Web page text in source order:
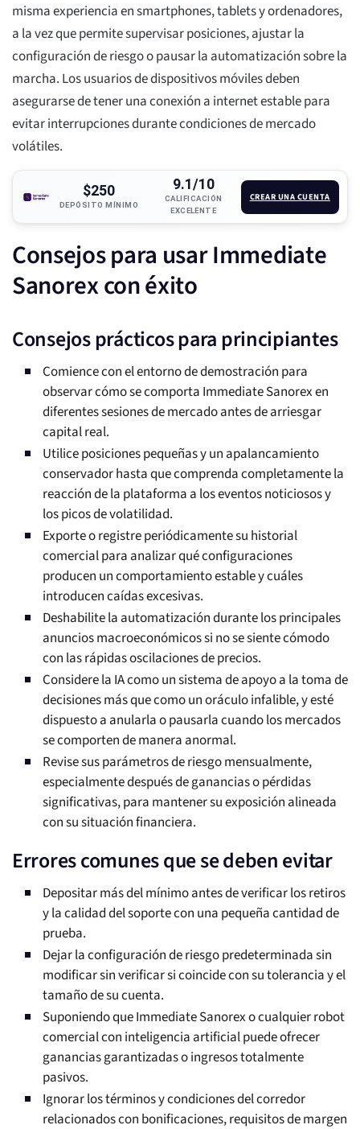
misma experiencia en smartphones, tablets y ordenadores,
a la vez que permite supervisar posiciones, ajustar la
configuración de riesgo o pausar la automatización sobre la
marcha. Los usuarios de dispositivos móviles deben
asegurarse de tener una conexión a internet estable para
evitar interrupciones durante condiciones de mercado
volátiles.
$250
DEPÓSITO MÍNIMO
9.1/10
CALIFICACIÓN
EXCELENTE
CREAR UNA CUENTA
Consejos para usar Immediate
Sanorex con éxito
Consejos prácticos para principiantes
Comience con el entorno de demostración para
observar cómo se comporta Immediate Sanorex en
diferentes sesiones de mercado antes de arriesgar
capital real.
Utilice posiciones pequeñas y un apalancamiento
conservador hasta que comprenda completamente la
reacción de la plataforma a los eventos noticiosos y
los picos de volatilidad.
Exporte o registre periódicamente su historial
comercial para analizar qué configuraciones
producen un comportamiento estable y cuáles
introducen caídas excesivas.
Deshabilite la automatización durante los principales
anuncios macroeconómicos si no se siente cómodo
con las rápidas oscilaciones de precios.
Considere la IA como un sistema de apoyo a la toma de
decisiones más que como un oráculo infalible, y esté
dispuesto a anularla o pausarla cuando los mercados
se comporten de manera anormal.
Revise sus parámetros de riesgo mensualmente,
especialmente después de ganancias o pérdidas
significativas, para mantener su exposición alineada
con su situación financiera.
Errores comunes que se deben evitar
Depositar más del mínimo antes de verificar los retiros
y la calidad del soporte con una pequeña cantidad de
prueba.
Dejar la configuración de riesgo predeterminada sin
modificar sin verificar si coincide con su tolerancia y el
tamaño de su cuenta.
Suponiendo que Immediate Sanorex o cualquier robot
comercial con inteligencia artificial puede ofrecer
ganancias garantizadas o ingresos totalmente
pasivos.
Ignorar los términos y condiciones del corredor
relacionados con bonificaciones, requisitos de margen